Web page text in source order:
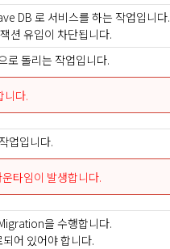
DB 로 서비스를 하는 작업입니다.
션 유입이 차단됩니다.
로 돌리는 작업입니다.
니다.
업입니다.
타임이 발생합니다.
을 수행합니다.
어 있어야 합니다.